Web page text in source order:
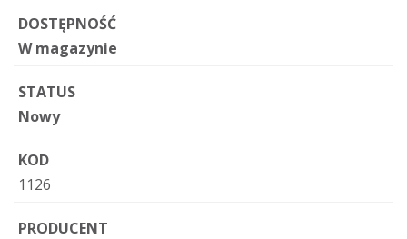
DOSTĘPNOŚĆ
W magazynie
STATUS
Nowy
KOD
1126
PRODUCENT